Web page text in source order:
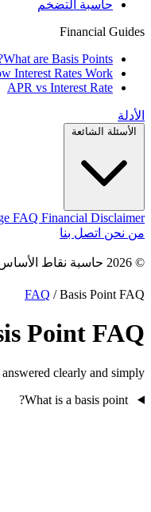
حاسبة التضخم
Financial Guides
What are Basis Points?
Interest Rates Work
APR vs Interest Rate
الأدلة
الأسئلة الشائعة
FAQ Financial Disclaimer
من نحن اتصل بنا
© 2026 حاسبة نقاط الأساس. صُمم بحب ❤️ بواسطة
FAQ / Basis Point FAQ
Point FAQ
clearly and simply.
What is a basis point?